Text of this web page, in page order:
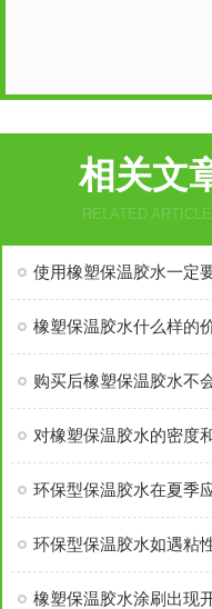
相关文
RELATED
使用橡塑保温胶水一定
环保型保温胶水在夏季